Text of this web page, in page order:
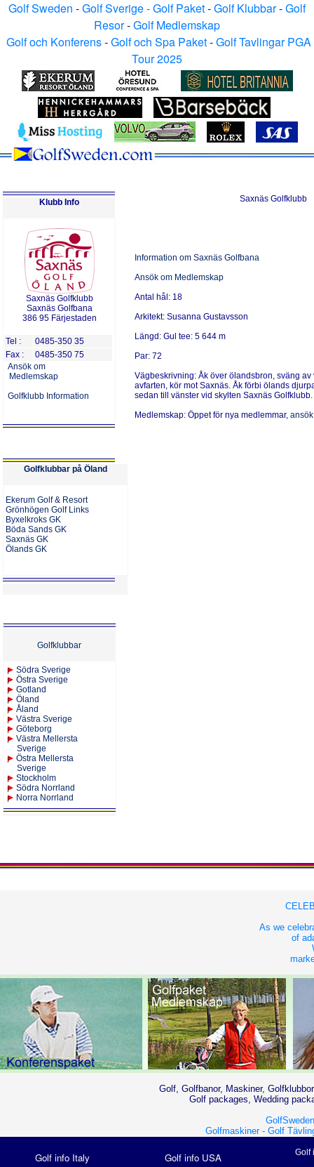
Golf Sweden -Golf Sverige - Golf Paket-Golf Klubbar-Golf
Resor-Golf Medlemskap
Golf och Konferens-Golf och Spa Paket-Golf Tavlingar PGA
Tour 2025
Klubb Info
Saxnäs Golfklubb
Saxnäs Golfbana
386 95 Färjestaden
Tel :
0485-350 35
Fax :
0485-350 75
Ansök om
Medlemskap
Golfklubb Information
Golfklubbar på Öland
Ekerum Golf & Resort
Grönhögen Golf Links
Byxelkroks GK
Böda Sands GK
Saxnäs GK
Ölands GK
Golfklubbar
Södra Sverige
Östra Sverige
Gotland
Öland
Åland
Västra Sverige
Göteborg
Västra Mellersta
Sverige
Östra Mellersta
Sverige
Stockholm
Södra Norrland
Norra Norrland
Saxnäs Golfklubb
Information om Saxnäs Golfbana
Ansök om Medlemskap
Antal hål: 18
Arkitekt: Susanna Gustavsson
Längd: Gul tee: 5 644 m
Par: 72
Vägbeskrivning: Åk över ölandsbron, sväng av
avfarten, kör mot Saxnäs. Åk förbi ölands
sedan till vänster vid skylten Saxnäs Golfklubb.
Medlemskap: Öppet för nya medlemmar,
As we
of
Golf, Golfbanor, Maskiner,
Golf packages, Wedding
Golfmaskiner - Golf
Golf info Italy Golf info USA Golf